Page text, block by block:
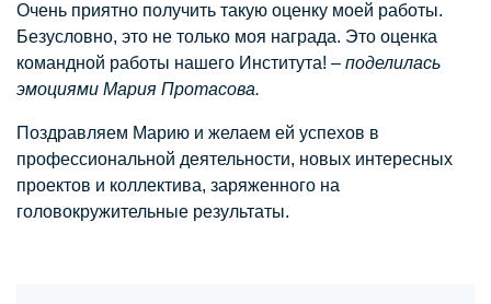
Очень приятно получить такую оценку моей работы.
Безусловно, это не только моя награда. Это оценка
командной работы нашего Института! – поделилась
эмоциями Мария Протасова.
Поздравляем Марию и желаем ей успехов в
профессиональной деятельности, новых интересных
проектов и коллектива, заряженного на
головокружительные результаты.